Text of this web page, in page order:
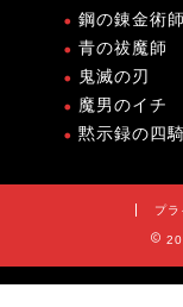
鋼の錬金術師
青の祓魔師
鬼滅の刃
魔男のイチ
黙示録の四
プ